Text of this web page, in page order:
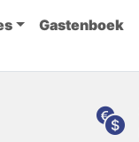
Gastenboek